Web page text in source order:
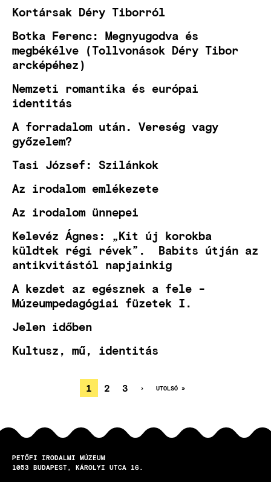
Kortársak Déry Tiborról
Botka Ferenc: Megnyugodva és
megbékélve (Tollvonások Déry Tibor
arcképéhez)
Nemzeti romantika és európai
identitás
A forradalom után. Vereség vagy
győzelem?
Tasi József: Szilánkok
Az irodalom emlékezete
Az irodalom ünnepei
Kelevéz Ágnes: „Kit új korokba
küldtek régi révek”. Babits útján az
antikvitástól napjainkig
A kezdet az egésznek a fele -
Múzeumpedagógiai füzetek I.
Jelen időben
Kultusz, mű, identitás
OLDALSZÁMOZÁS
JELENLEGI
OLDAL
1 OLDAL
2 OLDAL
3
KÖVETKEZŐ
›
UTOLSÓ
UTOLSÓ »
PETŐFI IRODALMI MÚZEUM
1053
BUDAPEST KÁROLYI UTCA 16.